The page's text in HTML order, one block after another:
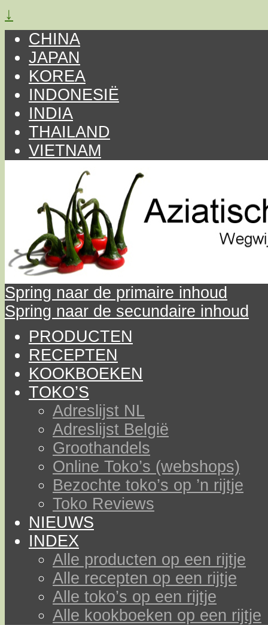
↓
CHINA
JAPAN
KOREA
INDONESIË
INDIA
THAILAND
VIETNAM
Spring naar de primaire inhoud
Spring naar de secundaire inhoud
PRODUCTEN
RECEPTEN
KOOKBOEKEN
TOKO’S
Adreslijst NL
Adreslijst België
Groothandels
Online Toko’s (webshops)
Bezochte toko’s op ’n rijtje
Toko Reviews
NIEUWS
INDEX
Alle producten op een rijtje
Alle recepten op een rijtje
Alle toko’s op een rijtje
Alle kookboeken op een rijtje